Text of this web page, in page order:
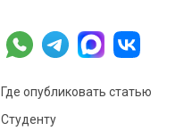
Где опубликовать статью
Студенту